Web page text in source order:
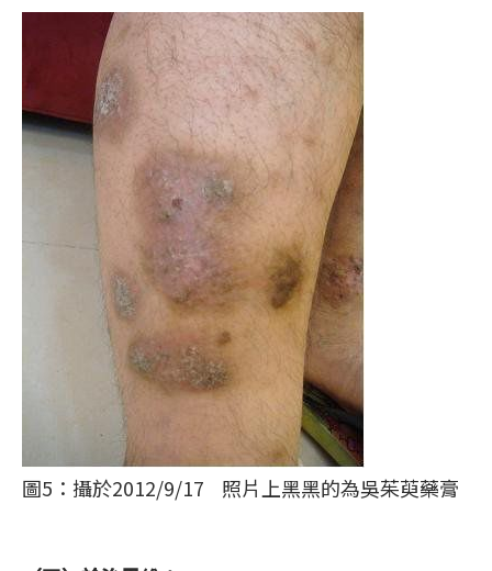
圖5：攝於2012/9/17 照片上黑黑的為吳茱萸藥膏